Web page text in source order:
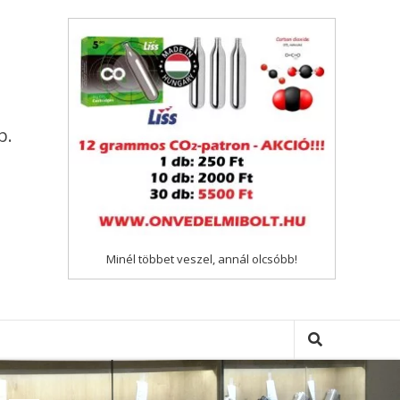
Minél többet veszel, annál olcsóbb!